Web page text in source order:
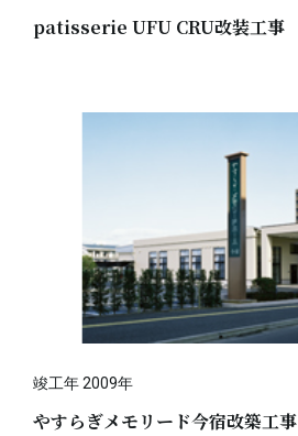
patisserie UFU CRU改装工事
竣工年 2009年
やすらぎメモリード今宿改築工事